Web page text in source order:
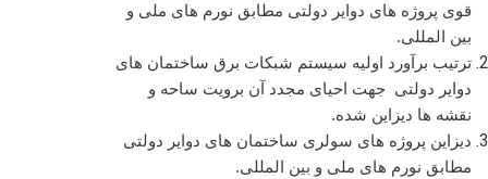
قوی پروژه های دوایر دولتی مطابق نورم های ملی و
بین المللی.
ترتیب برآورد اولیه سیستم شبکات برق ساختمان های
دوایر دولتی جهت احیای مجدد آن برویت ساحه و
نقشه ها دیزاین شده.
دیزاین پروژه های سولری ساختمان های دوایر دولتی
مطابق نورم های ملی و بین المللی.